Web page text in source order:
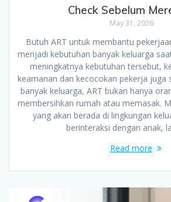
Check Sebelum
May 31, 2026
Butuh ART untuk membantu
menjadi kebutuhan banyak keluarga
meningkatnya kebutuhan tersebut,
keamanan dan kecocokan pekerja juga
banyak keluarga, ART bukan hanya
membersihkan rumah atau memasak.
yang akan berada di lingkungan
berinteraksi dengan anak,
Read more